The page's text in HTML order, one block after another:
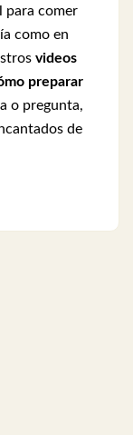
para comer
como en
videos
preparar
o pregunta,
de